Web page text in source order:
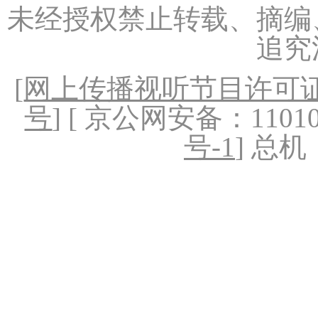
未经授权禁止转载、摘
追
[网上传播视听节目许可
号] [ 京公网安备：
号-1] 总机